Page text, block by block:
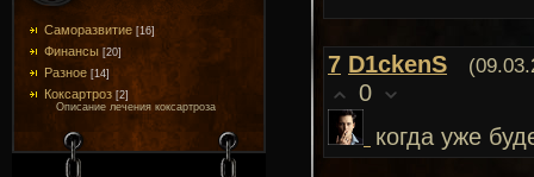
Саморазвитие [16]
Финансы [20]
Разное [14]
Коксартроз [2]
Описание лечения коксартроза
7 D1ckenS
0
когда уже